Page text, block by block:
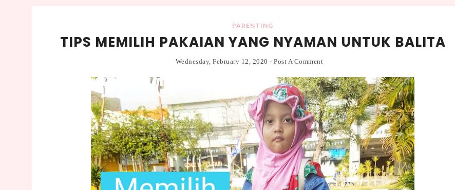
PARENTING
TIPS MEMILIH PAKAIAN YANG NYAMAN UNTUK BALITA
Wednesday, February 12, 2020-Post A Comment